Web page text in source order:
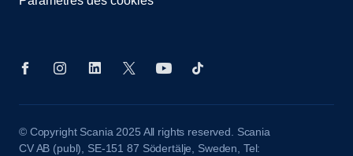
© Copyright Scania 2025 All rights reserved. Scania
CV AB (publ), SE-151 87 Södertälje, Sweden, Tel: